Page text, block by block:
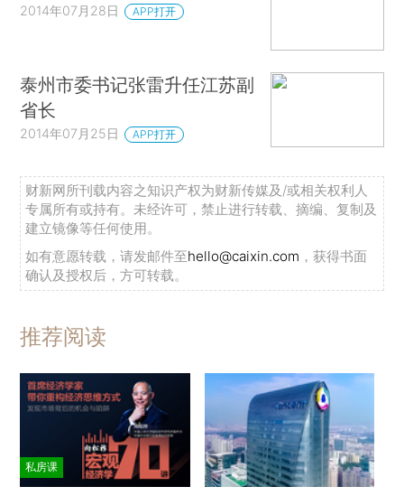
2014年07月28日 APP打开
泰州市委书记张雷升任江苏副
省长
2014年07月25日 APP打开
财新网所刊载内容之知识产权为财新传媒及/或相关权利人
专属所有或持有。未经许可，禁止进行转载、摘编、复制及
建立镜像等任何使用。
如有意愿转载，请发邮件至hello@caixin.com ，获得书面
确认及授权后，方可转载。
推荐阅读
私房课